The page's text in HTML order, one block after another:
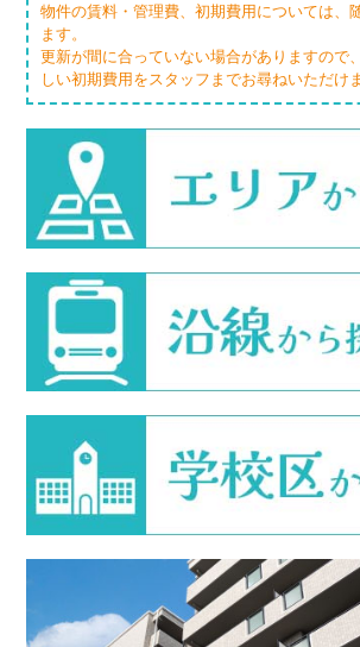
物件の賃料・管理費、初期費用については、
ます。
更新が間に合っていない場合がありますので
しい初期費用をスタッフまでお尋ねいただけ